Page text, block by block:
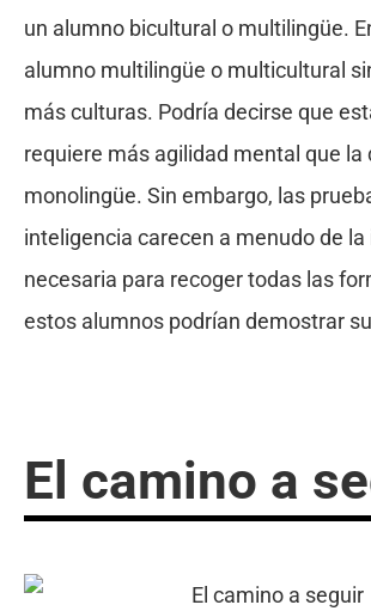
un alumno bicultural o multilingüe.
alumno multilingüe o multicultural
más culturas. Podría decirse que
requiere más agilidad mental que la
monolingüe. Sin embargo, las
inteligencia carecen a menudo de
necesaria para recoger todas las
estos alumnos podrían demostrar
El camino a